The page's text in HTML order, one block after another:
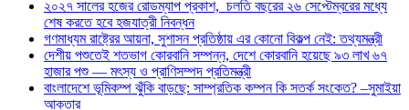
২০২৭ সালের হজের রোডম্যাপ প্রকাশ, চলতি বছরের ২৬ সেপ্টেম্বরের মধ্যে
শেষ করতে হবে হজযাত্রী নিবন্ধন
গণমাধ্যম রাষ্ট্রের আয়না, সুশাসন প্রতিষ্ঠায় এর কোনো বিকল্প নেই: তথ্যমন্ত্রী
দেশীয় পশুতেই শতভাগ কোরবানি সম্পন্ন, দেশে কোরবানি হয়েছে ৯৩ লাখ ৬৭
হাজার পশু — মৎস্য ও প্রাণিসম্পদ প্রতিমন্ত্রী
বাংলাদেশে ভূমিকম্প ঝুঁকি বাড়ছে: সাম্প্রতিক কম্পন কি সতর্ক সংকেত? –সুমাইয়া
আক্তার